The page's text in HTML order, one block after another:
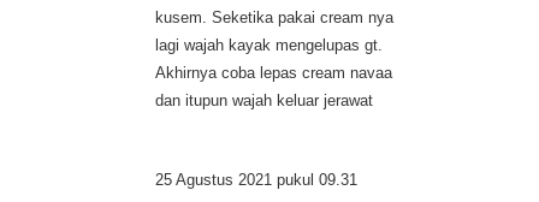
kusem. Seketika pakai cream nya
lagi wajah kayak mengelupas gt.
Akhirnya coba lepas cream navaa
dan itupun wajah keluar jerawat
25 Agustus 2021 pukul 09.31